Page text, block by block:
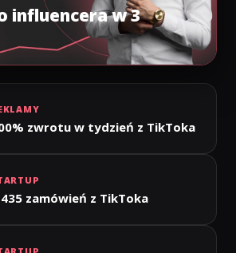
influencera w 3
zwrotu w tydzień z TikToka
zamówień z TikToka